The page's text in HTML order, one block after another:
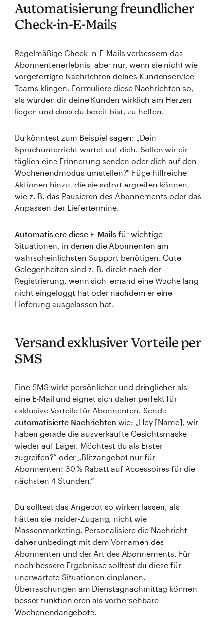
Automatisierung freundlicher
Check-in-E-Mails
Regelmäßige Check-in-E-Mails verbessern das
Abonnentenerlebnis, aber nur, wenn sie nicht wie
vorgefertigte Nachrichten deines Kundenservice-
Teams klingen. Formuliere diese Nachrichten so,
als würden dir deine Kunden wirklich am Herzen
liegen und dass du bereit bist, zu helfen.
Du könntest zum Beispiel sagen: „Dein
Sprachunterricht wartet auf dich. Sollen wir dir
täglich eine Erinnerung senden oder dich auf den
Wochenendmodus umstellen?" Füge hilfreiche
Aktionen hinzu, die sie sofort ergreifen können,
wie z. B. das Pausieren des Abonnements oder das
Anpassen der Liefertermine.
Automatisiere diese E-Mails für wichtige
Situationen, in denen die Abonnenten am
wahrscheinlichsten Support benötigen. Gute
Gelegenheiten sind z. B. direkt nach der
Registrierung, wenn sich jemand eine Woche lang
nicht eingeloggt hat oder nachdem er eine
Lieferung ausgelassen hat.
Versand exklusiver Vorteile per
SMS
Eine SMS wirkt persönlicher und dringlicher als
eine E-Mail und eignet sich daher perfekt für
exklusive Vorteile für Abonnenten. Sende
automatisierte Nachrichten wie: „Hey [Name], wir
haben gerade die ausverkaufte Gesichtsmaske
wieder auf Lager. Möchtest du als Erster
zugreifen?“ oder „Blitzangebot nur für
Abonnenten: 30 % Rabatt auf Accessoires für die
nächsten 4 Stunden.“
Du solltest das Angebot so wirken lassen, als
hätten sie Insider-Zugang, nicht wie
Massenmarketing. Personalisiere die Nachricht
daher unbedingt mit dem Vornamen des
Abonnenten und der Art des Abonnements. Für
noch bessere Ergebnisse solltest du diese für
unerwartete Situationen einplanen.
Überraschungen am Dienstagnachmittag können
besser funktionieren als vorhersehbare
Wochenendangebote.